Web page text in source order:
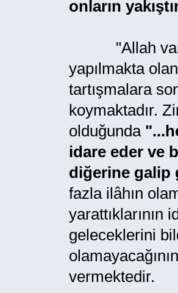
onların
"Allah var
yapılmakta
tartışmalara
koymaktadır.
olduğunda
idare eder ve
diğerine galip
fazla ilâhın
geleceklerini
vermektedir.